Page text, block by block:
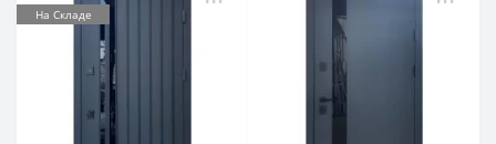
На Складе